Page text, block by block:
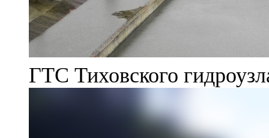
ГТС Тиховского